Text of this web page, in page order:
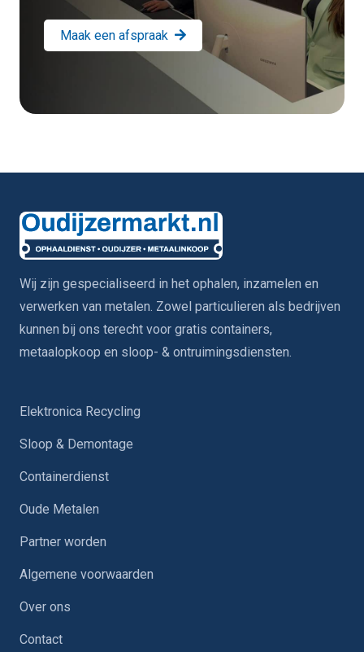
Maak een afspraak
Wij zijn gespecialiseerd in het ophalen, inzamelen en
verwerken van metalen. Zowel particulieren als bedrijven
kunnen bij ons terecht voor gratis containers,
metaalopkoop en sloop- & ontruimingsdiensten.
Elektronica Recycling
Sloop & Demontage
Containerdienst
Oude Metalen
Partner worden
Algemene voorwaarden
Over ons
Contact